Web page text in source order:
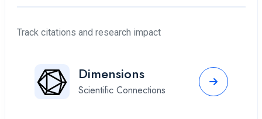
Track citations and research impact
Dimensions
Scientific Connections